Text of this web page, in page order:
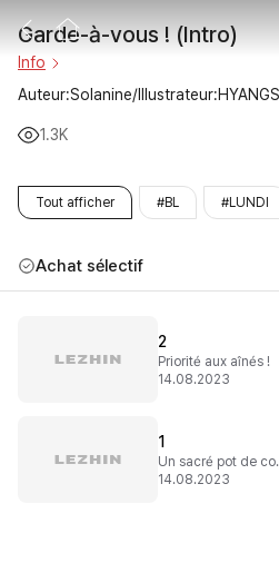
Garde-à-vous ! (Intro)
Info
Auteur:Solanine/
1.3K
Tout afficher #BL #LUNDI
Achat sélectif
2
Priorité aux aînés !
14.08.2023
1
Un
14.08.2023